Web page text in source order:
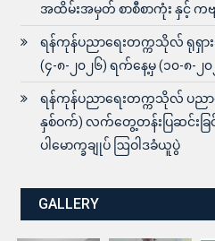
အထိမ်းအမှတ် စာစီစာကုံး နှင့် ကဗ
ရန်ကုန်ပညာရေးတက္ကသိုလ် ရုရှာ
(၄-၈-၂၀၂၆) ရက်နေ့မှ (၁၀-၈-
ရန်ကုန်ပညာရေးတက္ကသိုလ် ပည
နှစ်ဝက်) လက်တွေ့တန်းပြဆင်းခြင်
ပါမောက္ခချုပ် ဩဝါဒခံယူပွဲ
GALLERY